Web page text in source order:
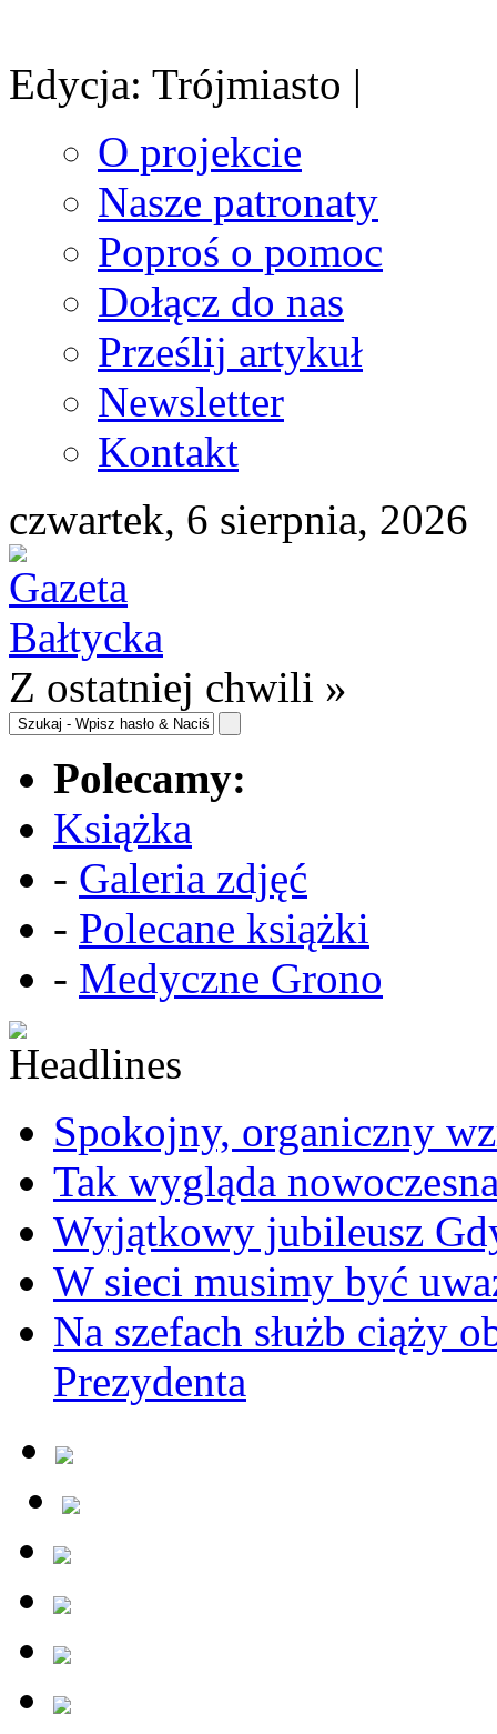
Edycja: Trójmiasto |
O projekcie
Nasze patronaty
Poproś o pomoc
Dołącz do nas
Prześlij artykuł
Newsletter
Kontakt
czwartek, 6 sierpnia, 2026
Z ostatniej chwili »
Polecamy:
Książka
- Galeria zdjęć
- Polecane książki
- Medyczne Grono
Spokojny, organiczny
Tak wygląda
Wyjątkowy jubileusz
W sieci musimy być
Na szefach służb ciąży
Prezydenta